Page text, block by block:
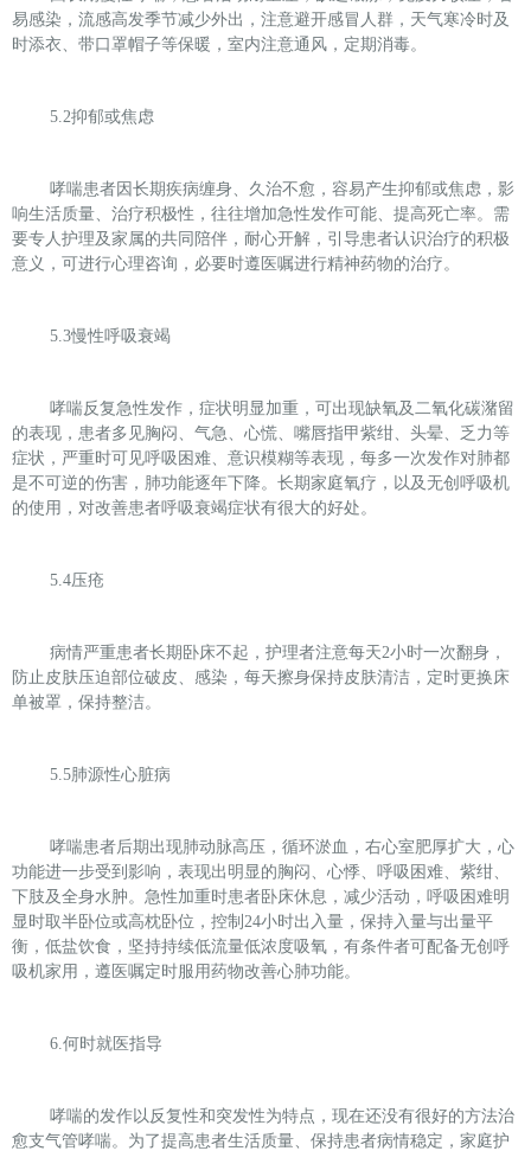
易感染，流感高发季节减少外出，注意避开感冒人群，天气寒冷时及
时添衣、带口罩帽子等保暖，室内注意通风，定期消毒。
5.2抑郁或焦虑
哮喘患者因长期疾病缠身、久治不愈，容易产生抑郁或焦虑，影
响生活质量、治疗积极性，往往增加急性发作可能、提高死亡率。需
要专人护理及家属的共同陪伴，耐心开解，引导患者认识治疗的积极
意义，可进行心理咨询，必要时遵医嘱进行精神药物的治疗。
5.3慢性呼吸衰竭
哮喘反复急性发作，症状明显加重，可出现缺氧及二氧化碳潴留
的表现，患者多见胸闷、气急、心慌、嘴唇指甲紫绀、头晕、乏力等
症状，严重时可见呼吸困难、意识模糊等表现，每多一次发作对肺都
是不可逆的伤害，肺功能逐年下降。长期家庭氧疗，以及无创呼吸机
的使用，对改善患者呼吸衰竭症状有很大的好处。
5.4压疮
病情严重患者长期卧床不起，护理者注意每天2小时一次翻身，
防止皮肤压迫部位破皮、感染，每天擦身保持皮肤清洁，定时更换床
单被罩，保持整洁。
5.5肺源性心脏病
哮喘患者后期出现肺动脉高压，循环淤血，右心室肥厚扩大，心
功能进一步受到影响，表现出明显的胸闷、心悸、呼吸困难、紫绀、
下肢及全身水肿。急性加重时患者卧床休息，减少活动，呼吸困难明
显时取半卧位或高枕卧位，控制 24小时出入量，保持入量与出量平
衡，低盐饮食，坚持持续低流量低浓度吸氧，有条件者可配备无创呼
吸机家用，遵医嘱定时服用药物改善心肺功能。
6.何时就医指导
哮喘的发作以反复性和突发性为特点，现在还没有很好的方法治
愈支气管哮喘。为了提高患者生活质量、保持患者病情稳定，家庭护